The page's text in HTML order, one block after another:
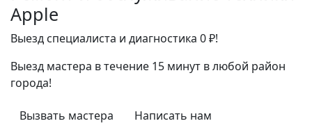
Apple
Выезд специалиста и диагностика 0 ₽!
Выезд мастера в течение 15 минут в любой район
города!
Вызвать мастера
Написать нам